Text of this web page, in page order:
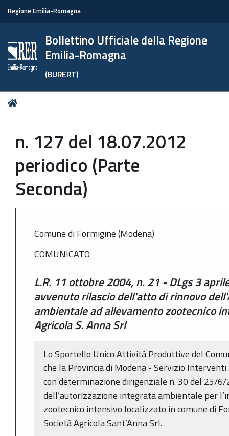
Regione Emilia-Romagna
Bollettino Ufficiale della Regione
Emilia-Romagna
(BURERT)
Tu
n. 127 del 18.07.2012
periodico (Parte
Seconda)
Comune di Formigine (Modena)
COMUNICATO
L.R. 11 ottobre 2004, n. 21 - DLgs 3
avvenuto rilascio dell'atto di rinnovo
ambientale ad allevamento zootecnico
Agricola S. Anna Srl
Lo Sportello Unico Attività Produttive del
che la Provincia di Modena - Servizio
con determinazione dirigenziale n. 30 del 25/
dell’autorizzazione integrata ambientale per
zootecnico intensivo localizzato in comune di
Società Agricola Sant’Anna Srl.